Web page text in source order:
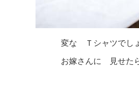
変な Ｔシャツでし
お嫁さんに 見せた